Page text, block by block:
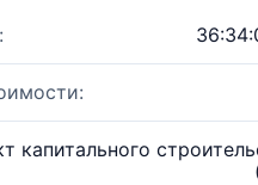
капитального